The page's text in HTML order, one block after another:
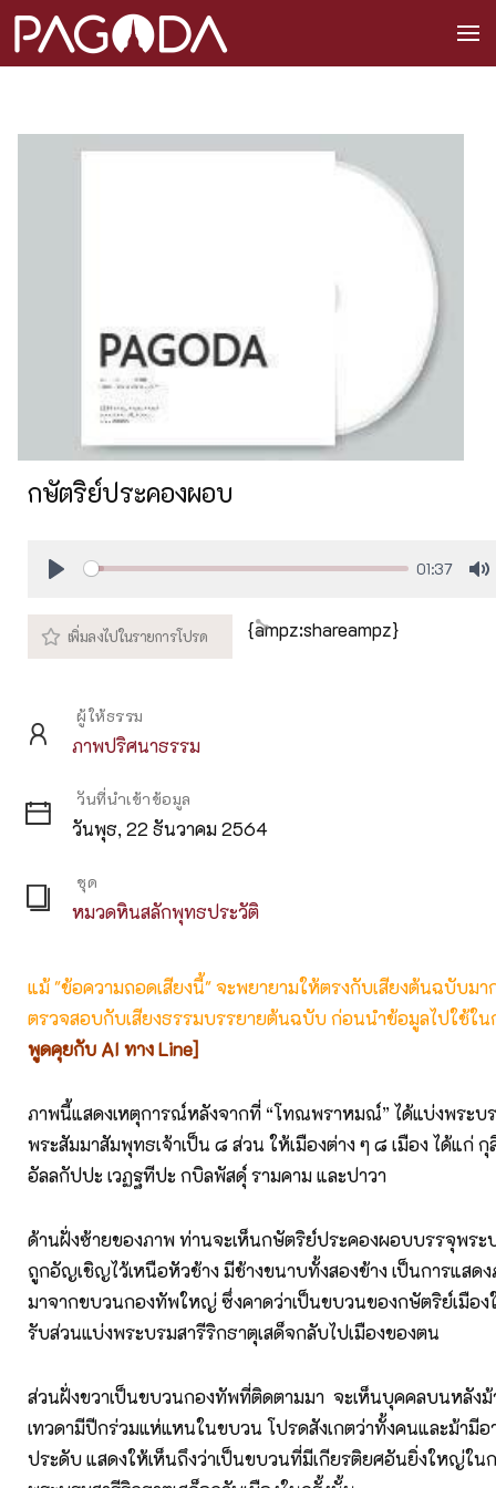
กษัตริย์ประคองผอบ
01:37
{ampz:shareampz}
ผู้ให้ธรรม
ภาพปริศนาธรรม
วันที่นำเข้าข้อมูล
วันพุธ, 22 ธันวาคม 2564
ชุด
หมวดหินสลักพุทธประวัติ
แม้ "ข้อความถอดเสียงนี้" จะพยายามให้ตรงกับเสียงต้นฉบับม
ตรวจสอบกับเสียงธรรมบรรยายต้นฉบับ ก่อนนำข้อมูลไปใช้ใน
พูดคุยกับ AI ทาง Line]
ภาพนี้แสดงเหตุการณ์หลังจากที่ “โทณพราหมณ์” ได้แบ่งพระบ
พระสัมมาสัมพุทธเจ้าเป็น ๘ ส่วน ให้เมืองต่าง ๆ ๘ เมือง ได้แก่ กุ
อัลลกัปปะ เวฏฐทีปะ กบิลพัสดุ์ รามคาม และปาวา
ด้านฝั่งซ้ายของภาพ ท่านจะเห็นกษัตริย์ประคองผอบบรรจุพระ
ถูกอัญเชิญไว้เหนือหัวช้าง มีช้างขนาบทั้งสองข้าง เป็นการแสด
มาจากขบวนกองทัพใหญ่ ซึ่งคาดว่าเป็นขบวนของกษัตริย์เมือง
รับส่วนแบ่งพระบรมสารีริกธาตุเสด็จกลับไปเมืองของตน
ส่วนฝั่งขวาเป็นขบวนกองทัพที่ติดตามมา จะเห็นบุคคลบนหลังม้
เทวดามีปีกร่วมแห่แหนในขบวน โปรดสังเกตว่าทั้งคนและม้ามีอ
ประดับ แสดงให้เห็นถึงว่าเป็นขบวนที่มีเกียรติยศอันยิ่งใหญ่ใ